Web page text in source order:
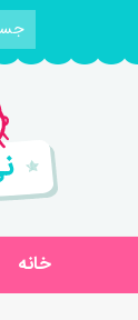
خانه